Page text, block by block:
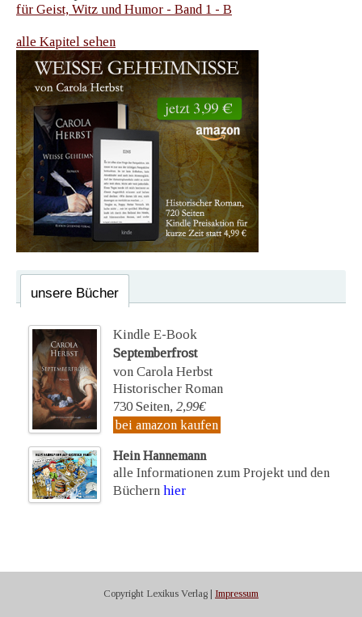
für Geist, Witz und Humor - Band 1 - B
alle Kapitel sehen
unsere Bücher
Kindle E-Book
Septemberfrost
von Carola Herbst
Historischer Roman
730 Seiten, 2,99€
bei amazon kaufen
Hein Hannemann
alle Informationen zum Projekt und den
Büchern hier
Copyright Lexikus Verlag | Impressum